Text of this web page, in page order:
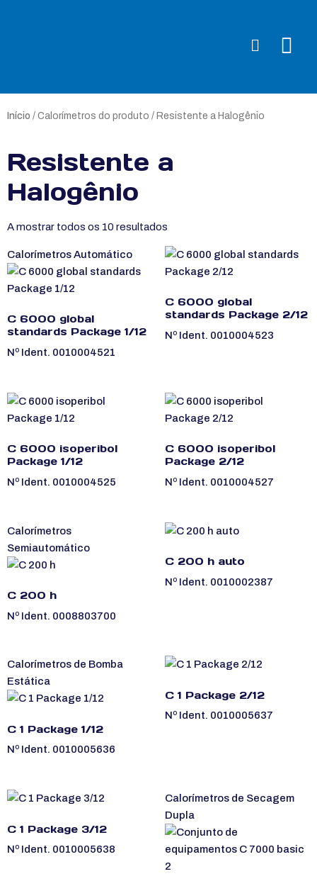
Início / Calorímetros do produto / Resistente a Halogênio
Resistente a
Halogênio
A mostrar todos os 10 resultados
Calorímetros Automático
C 6000 global
standards Package 1/12
Nº Ident. 0010004521
C 6000 global
standards Package 2/12
Nº Ident. 0010004523
C 6000 isoperibol
Package 1/12
Nº Ident. 0010004525
C 6000 isoperibol
Package 2/12
Nº Ident. 0010004527
Calorímetros
Semiautomático
C 200 h
Nº Ident. 0008803700
C 200 h auto
Nº Ident. 0010002387
Calorímetros de Bomba
Estática
C 1 Package 1/12
Nº Ident. 0010005636
C 1 Package 2/12
Nº Ident. 0010005637
C 1 Package 3/12
Nº Ident. 0010005638
Calorímetros de Secagem
Dupla